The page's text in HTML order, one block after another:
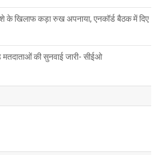
के खिलाफ कड़ा रुख अपनाया, एनकॉर्ड बैठक में दिए
की सुनवाई जारी- सीईओ